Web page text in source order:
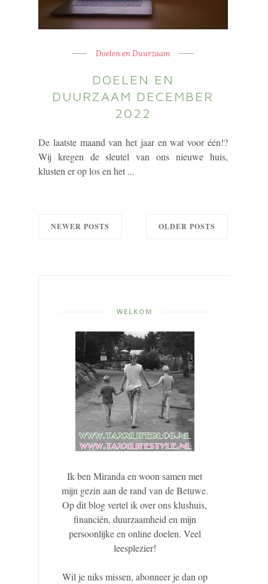
Doelen en Duurzaam
DOELEN EN
DUURZAAM DECEMBER
2022
De laatste maand van het jaar en wat voor één!?
Wij kregen de sleutel van ons nieuwe huis,
klusten er op los en het ...
NEWER POSTS OLDER POSTS
WELKOM
Ik ben Miranda en woon samen met
mijn gezin aan de rand van de Betuwe.
Op dit blog vertel ik over ons klushuis,
financiën, duurzaamheid en mijn
persoonlijke en online doelen. Veel
leesplezier!
Wil je niks missen, abonneer je dan op